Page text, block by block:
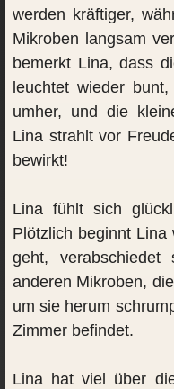
werden kräftiger,
Mikroben langsam
bemerkt Lina, dass
leuchtet wieder
umher, und die
Lina strahlt vor
bewirkt!
Lina fühlt sich
Plötzlich beginnt
geht,
anderen Mikroben,
um sie herum
Zimmer befindet.
Lina hat viel über